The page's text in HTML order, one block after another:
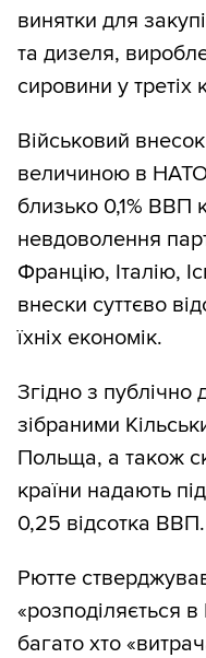
винятки для
та дизеля,
сировини у третіх
Військовий внесок
величиною в
близько 0,1% ВВП
невдоволення
Францію, Італію,
внески суттєво
їхніх економік.
Згідно з
зібраними
Польща, а також
країни надають
0,25 відсотка ВВП.
Рютте
«розподіляється
багато хто